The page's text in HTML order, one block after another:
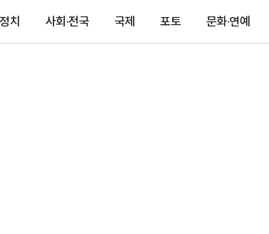
정치 사회·전국 국제 포토 문화·연예